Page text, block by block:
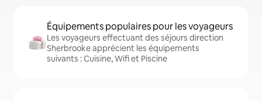
Équipements populaires pour les voyageurs
Les voyageurs effectuant des séjours direction
Sherbrooke apprécient les équipements
suivants : Cuisine, Wifi et Piscine